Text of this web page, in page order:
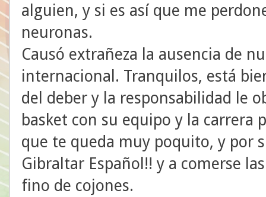
alguien, y si es así que me
neuronas.
Causó extrañeza la ausencia de
internacional. Tranquilos, está
del deber y la responsabilidad le
basket con su equipo y la carrera
que te queda muy poquito, y por
Gibraltar Español!! y a comerse
fino de cojones.